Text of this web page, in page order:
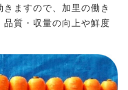
ますので、加里の働き
質・収量の向上や鮮度